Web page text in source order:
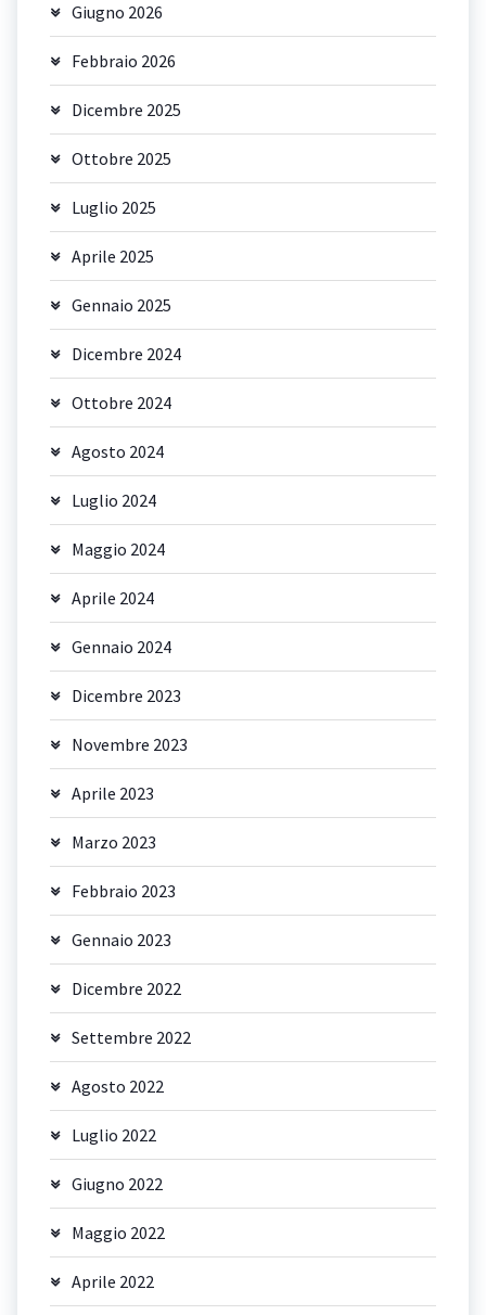
Giugno 2026
Febbraio 2026
Dicembre 2025
Ottobre 2025
Luglio 2025
Aprile 2025
Gennaio 2025
Dicembre 2024
Ottobre 2024
Agosto 2024
Luglio 2024
Maggio 2024
Aprile 2024
Gennaio 2024
Dicembre 2023
Novembre 2023
Aprile 2023
Marzo 2023
Febbraio 2023
Gennaio 2023
Dicembre 2022
Settembre 2022
Agosto 2022
Luglio 2022
Giugno 2022
Maggio 2022
Aprile 2022